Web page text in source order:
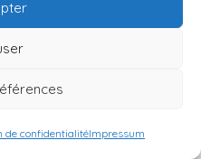
de confidentialitéImpressum
d’agents
pour la surveillance
24 lors des
; audits réguliers pour